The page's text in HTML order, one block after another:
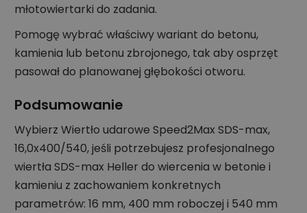
młotowiertarki do zadania.
Pomogę wybrać właściwy wariant do betonu,
kamienia lub betonu zbrojonego, tak aby osprzęt
pasował do planowanej głębokości otworu.
Podsumowanie
Wybierz Wiertło udarowe Speed2Max SDS-max,
16,0x400/540, jeśli potrzebujesz profesjonalnego
wiertła SDS-max Heller do wiercenia w betonie i
kamieniu z zachowaniem konkretnych
parametrów: 16 mm, 400 mm roboczej i 540 mm